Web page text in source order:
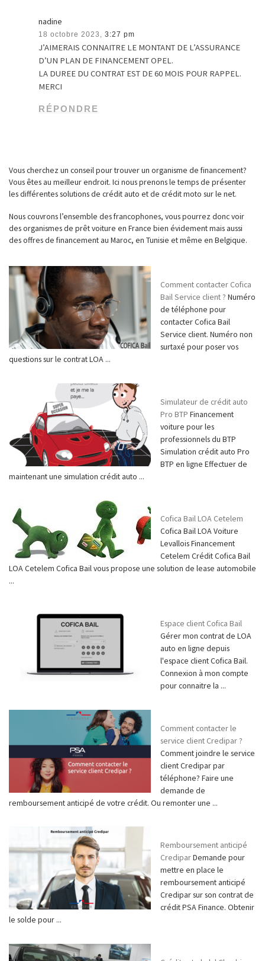
nadine
18 octobre 2023, 3:27 pm
J’AIMERAIS CONNAITRE LE MONTANT DE L’ASSURANCE
D’UN PLAN DE FINANCEMENT OPEL.
LA DUREE DU CONTRAT EST DE 60 MOIS POUR RAPPEL.
MERCI
RÉPONDRE
Vous cherchez un conseil pour trouver un organisme de financement?
Vous êtes au meilleur endroit. Ici nous prenons le temps de présenter
les différentes solutions de crédit auto et de crédit moto sur le net.
Nous couvrons l’ensemble des francophones, vous pourrez donc voir
des organismes de prêt voiture en France bien évidement mais aussi
des offres de financement au Maroc, en Tunisie et même en Belgique.
Comment contacter Cofica
Bail Service client ? Numéro
de téléphone pour
contacter Cofica Bail
Service client. Numéro non
surtaxé pour poser vos
questions sur le contrat LOA ...
Simulateur de crédit auto
Pro BTP Financement
voiture pour les
professionnels du BTP
Simulation crédit auto Pro
BTP en ligne Effectuer de
maintenant une simulation crédit auto ...
Cofica Bail LOA Cetelem
Cofica Bail LOA Voiture
Levallois Financement
Cetelem Crédit Cofica Bail
LOA Cetelem Cofica Bail vous propose une solution de lease automobile
...
Espace client Cofica Bail
Gérer mon contrat de LOA
auto en ligne depuis
l'espace client Cofica Bail.
Connexion à mon compte
pour connaitre la ...
Comment contacter le
service client Credipar ?
Comment joindre le service
client Credipar par
téléphone? Faire une
demande de
remboursement anticipé de votre crédit. Ou remonter une ...
Remboursement anticipé
CrediparDemande pour
mettre en place le
remboursement anticipé
Credipar sur son contrat de
crédit PSA Finance. Obtenir
le solde pour ...